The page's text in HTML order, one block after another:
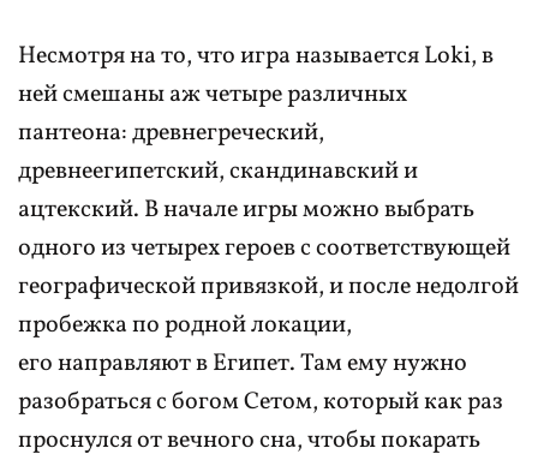
Несмотря на то, что игра называется Loki, в
ней смешаны аж четыре различных
пантеона: древнегреческий,
древнеегипетский, скандинавский и
ацтекский. В начале игры можно выбрать
одного из четырех героев с соответствующей
географической привязкой, и после недолгой
пробежка по родной локации,
его направляют в Египет. Там ему нужно
разобраться с богом Сетом, который как раз
проснулся от вечного сна, чтобы покарать